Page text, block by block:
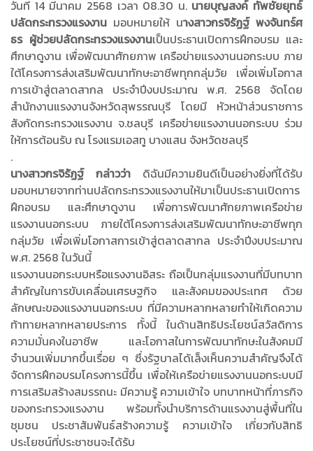
วันที่ 14 มีนาคม 2568 เวลา 08.30 น. นายบุญสงค์ ทัพชัยยุทธ์
ปลัดกระทรวงแรงงาน มอบหมายให้ นางสาวกรจิรัฏฐ์ พงจันทร์ศ
ธร ผู้ช่วยปลัดกระทรวงแรงงานเป็นประธานเปิดการฝึกอบรม และ
ศึกษาดูงาน เพื่อพัฒนาศักยภาพ เครือข่ายแรงงานนอกระบบ ภาย
ใต้โครงการส่งเสริมพัฒนาทักษะอาชีพทุกกลุ่มวัย เพื่อเพิ่มโอกาส
การเข้าสู่ตลาดสากล ประจำปีงบประมาณ พ.ศ. 2568 จัดโดย
สำนักงานแรงงานจังหวัดสุพรรณบุรี โดยมี หัวหน้าส่วนราชการ
สังกัดกระทรวงแรงงาน จ.ชลบุรี เครือข่ายแรงงานนอกระบบ ร่วม
ให้การต้อนรับ ณ โรงแรมเอสทู บางแสน จังหวัดชลบุรี
.
นางสาวกรจิรัฏฐ์ กล่าวว่า ดิฉันมีความยินดีเป็นอย่างยิ่งที่ได้รับ
มอบหมายจากท่านปลัดกระทรวงแรงงานให้มาเป็นประธานเปิดการ
ฝึกอบรม และศึกษาดูงาน เพื่อการพัฒนาศักยภาพเครือข่าย
แรงงานนอกระบบ ภายใต้โครงการส่งเสริมพัฒนาทักษะอาชีพทุก
กลุ่มวัย เพื่อเพิ่มโอกาสการเข้าสู่ตลาดสากล ประจำปีงบประมาณ
พ.ศ. 2568 ในวันนี้
แรงงานนอกระบบหรือแรงงานอิสระ ถือเป็นกลุ่มแรงงานที่มีบทบาท
สำคัญในการขับเคลื่อนเศรษฐกิจ และสังคมของประเทศ ด้วย
ลักษณะของแรงงานนอกระบบ ที่มีความหลากหลายทำให้เกิดความ
ท้าทายหลากหลายประการ ทั้งนี้ ในด้านสิทธิประโยชน์สวัสดิการ
ความมั่นคงในอาชีพ และโอกาสในการพัฒนาทักษะในสังคมมี
จำนวนเพิ่มมากขึ้นเรื่อย ๆ ซึ่งรัฐบาลได้เล็งเห็นความสำคัญจึงได้
จัดการฝึกอบรมโครงการนี้ขึ้น เพื่อให้เครือข่ายแรงงานนอกระบบมี
การเสริมสร้างสมรรถนะ มีความรู้ ความเข้าใจ บทบาทหน้าที่ภารกิจ
ของกระทรวงแรงงาน พร้อมทั้งนำบริการด้านแรงงานสู่พื้นที่ใน
ชุมชน ประชาสัมพันธ์สร้างความรู้ ความเข้าใจ เกี่ยวกับสิทธิ
ประโยชน์ที่ประชาชนจะได้รับ